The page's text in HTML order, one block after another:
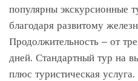
популярны экскурсионные
благодаря развитому
Продолжительность – от
дней. Стандартный тур на
плюс туристическая